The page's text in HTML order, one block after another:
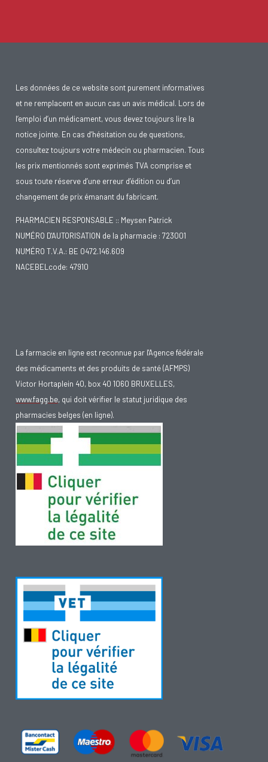
Les données de ce website sont purement informatives
et ne remplacent en aucun cas un avis médical. Lors de
l’emploi d’un médicament, vous devez toujours lire la
notice jointe. En cas d’hésitation ou de questions,
consultez toujours votre médecin ou pharmacien. Tous
les prix mentionnés sont exprimés TVA comprise et
sous toute réserve d’une erreur d’édition ou d’un
changement de prix émanant du fabricant.
PHARMACIEN RESPONSABLE :: Meysen Patrick
NUMÉRO D'AUTORISATION de la pharmacie : 723001
NUMÉRO T.V.A.: BE 0472.146.609
NACEBELcode: 47910
La farmacie en ligne est reconnue par l'Agence fédérale
des médicaments et des produits de santé (AFMPS)
Victor Hortaplein 40, box 40 1060 BRUXELLES,
www.fagg.be, qui doit vérifier le statut juridique des
pharmacies belges (en ligne).